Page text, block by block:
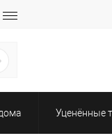
Уценённые